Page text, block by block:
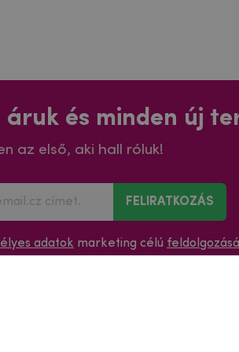
áruk és minden új
az első, aki hall róluk!
FELIRATKOZÁS
adatok marketing célú